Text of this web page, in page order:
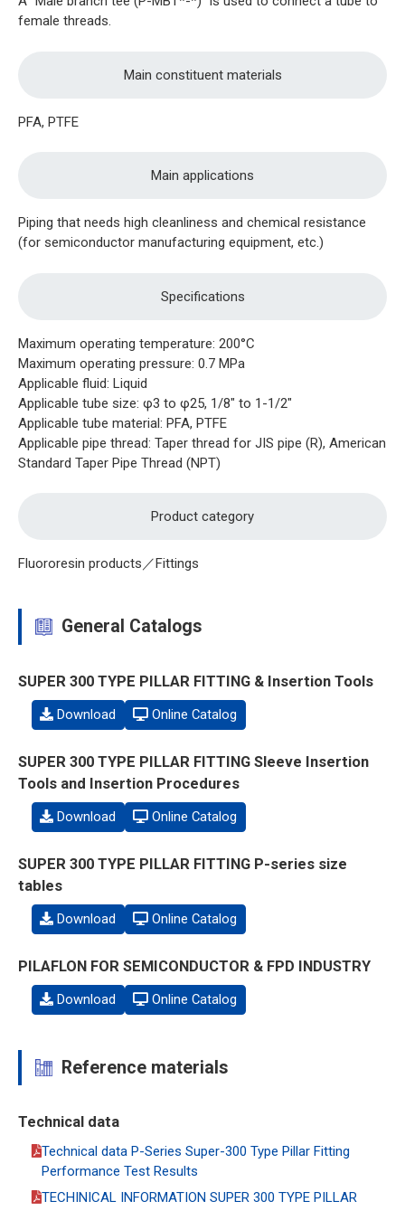
female threads.
Main constituent materials
PFA, PTFE
Main applications
Piping that needs high cleanliness and chemical resistance
(for semiconductor manufacturing equipment, etc.)
Specifications
Maximum operating temperature: 200°C
Maximum operating pressure: 0.7 MPa
Applicable fluid: Liquid
Applicable tube size: φ3 to φ25, 1/8" to 1-1/2"
Applicable tube material: PFA, PTFE
Applicable pipe thread: Taper thread for JIS pipe (R), American
Standard Taper Pipe Thread (NPT)
Product category
Fluororesin products／Fittings
General Catalogs
SUPER 300 TYPE PILLAR FITTING & Insertion Tools
Download Online Catalog
SUPER 300 TYPE PILLAR FITTING Sleeve Insertion
Tools and Insertion Procedures
Download Online Catalog
SUPER 300 TYPE PILLAR FITTING P-series size
tables
Download Online Catalog
PILAFLON FOR SEMICONDUCTOR & FPD INDUSTRY
Download Online Catalog
Reference materials
Technical data
Technical data P-Series Super-300 Type Pillar Fitting
Performance Test Results
TECHINICAL INFORMATION SUPER 300 TYPE PILLAR